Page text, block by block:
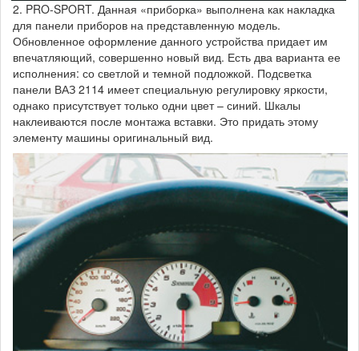
2. PRO-SPORT. Данная «приборка» выполнена как накладка
для панели приборов на представленную модель.
Обновленное оформление данного устройства придает им
впечатляющий, совершенно новый вид. Есть два варианта ее
исполнения: со светлой и темной подложкой. Подсветка
панели ВАЗ 2114 имеет специальную регулировку яркости,
однако присутствует только одни цвет – синий. Шкалы
наклеиваются после монтажа вставки. Это придать этому
элементу машины оригинальный вид.